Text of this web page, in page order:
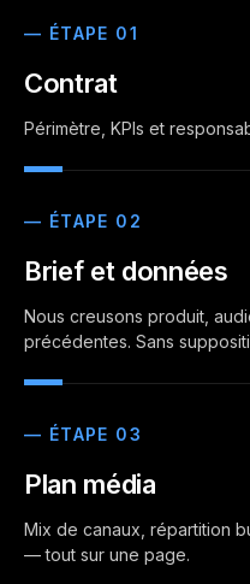
— ÉTAPE 01
Contrat
Périmètre, KPIs et
— ÉTAPE 02
Brief et données
Nous creusons produit,
précédentes. Sans
— ÉTAPE 03
Plan média
Mix de canaux, répartition
— tout sur une page.